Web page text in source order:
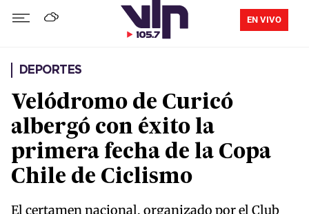
EN VIVO
DEPORTES
Velódromo de Curicó
albergó con éxito la
primera fecha de la Copa
Chile de Ciclismo
El certamen nacional, organizado por el Club